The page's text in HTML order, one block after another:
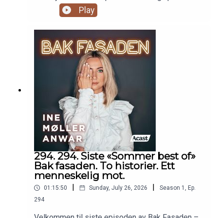
er sponset av TM klinikken og TM legetjenester.
Play
294. 294. Siste «Sommer best of»
Bak fasaden. To historier. Ett
menneskelig mot.
01:15:50 Sunday, July 26, 2026 Season 1 , Ep.
294